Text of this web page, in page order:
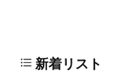
新着リスト